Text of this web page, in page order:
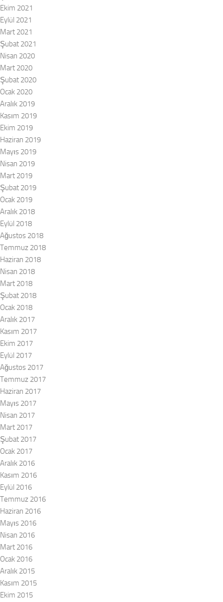
Ekim 2021
Eylül 2021
Mart 2021
Şubat 2021
Nisan 2020
Mart 2020
Şubat 2020
Ocak 2020
Aralık 2019
Kasım 2019
Ekim 2019
Haziran 2019
Mayıs 2019
Nisan 2019
Mart 2019
Şubat 2019
Ocak 2019
Aralık 2018
Eylül 2018
Ağustos 2018
Temmuz 2018
Haziran 2018
Nisan 2018
Mart 2018
Şubat 2018
Ocak 2018
Aralık 2017
Kasım 2017
Ekim 2017
Eylül 2017
Ağustos 2017
Temmuz 2017
Haziran 2017
Mayıs 2017
Nisan 2017
Mart 2017
Şubat 2017
Ocak 2017
Aralık 2016
Kasım 2016
Eylül 2016
Temmuz 2016
Haziran 2016
Mayıs 2016
Nisan 2016
Mart 2016
Ocak 2016
Aralık 2015
Kasım 2015
Ekim 2015